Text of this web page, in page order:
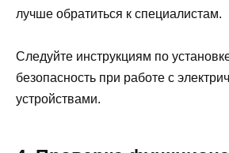
лучше обратиться к специалистам.
Следуйте инструкциям по
безопасность при работе с
устройствами.